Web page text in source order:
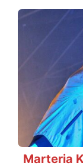
Marteria